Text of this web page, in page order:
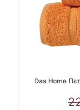
Das Home